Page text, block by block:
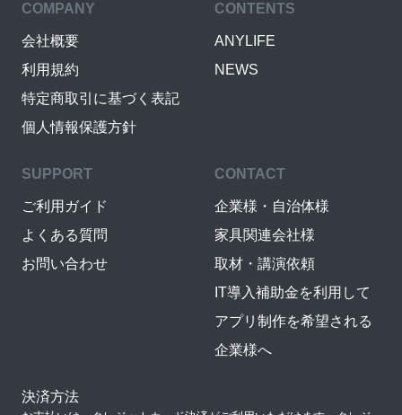
COMPANY
会社概要
利用規約
特定商取引に基づく表記
個人情報保護方針
CONTENTS
ANYLIFE
NEWS
SUPPORT
ご利用ガイド
よくある質問
お問い合わせ
CONTACT
企業様・自治体様
家具関連会社様
取材・講演依頼
IT導入補助金を利用して
アプリ制作を希望される
企業様へ
決済方法